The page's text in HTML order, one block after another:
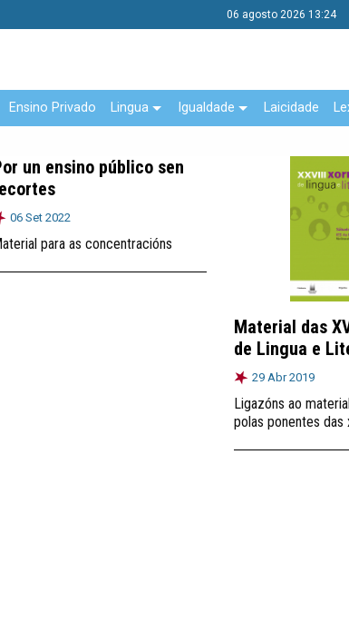
06 agosto 2026 13:24
Ensino Privado Lingua Igualdade Laicidade
un ensino público sen
06 Set 2022
para as concentracións
Material das
de Lingua e
29 Abr 2019
Ligazóns ao
polas ponentes das